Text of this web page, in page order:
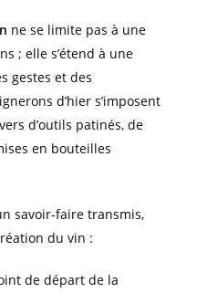
ne se limite pas à une
; elle s’étend à une
gestes et des
d’hier s’imposent
d’outils patinés, de
en bouteilles
savoir-faire transmis,
du vin :
de départ de la